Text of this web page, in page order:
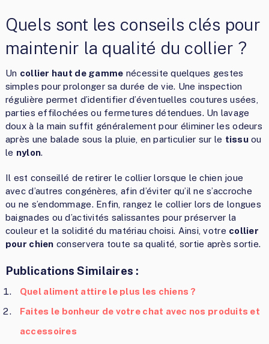
Quels sont les conseils clés pour
maintenir la qualité du collier ?
Un collier haut de gamme nécessite quelques gestes
simples pour prolonger sa durée de vie. Une inspection
régulière permet d’identifier d’éventuelles coutures usées,
parties effilochées ou fermetures détendues. Un lavage
doux à la main suffit généralement pour éliminer les odeurs
après une balade sous la pluie, en particulier sur le tissuou
le nylon.
Il est conseillé de retirer le collier lorsque le chien joue
avec d’autres congénères, afin d’éviter qu’il ne s’accroche
ou ne s’endommage. Enfin, rangez le collier lors de longues
baignades ou d’activités salissantes pour préserver la
couleur et la solidité du matériau choisi. Ainsi, votre collier
pour chien conservera toute sa qualité, sortie après sortie.
Publications Similaires :
Quel aliment attire le plus les chiens ?
Faites le bonheur de votre chat avec nos produits et
accessoires